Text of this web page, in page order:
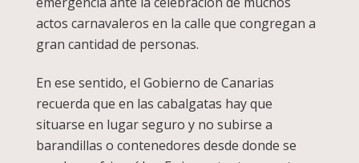
actos carnavaleros en la calle que congregan a
gran cantidad de personas.
En ese sentido, el Gobierno de Canarias
recuerda que en las cabalgatas hay que
situarse en lugar seguro y no subirse a
barandillas o contenedores desde donde se